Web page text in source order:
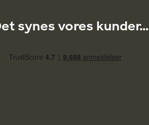
synes vores kunder...